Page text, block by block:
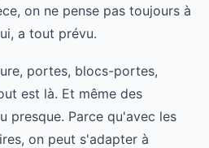
on ne pense pas toujours à
a tout prévu.
portes, blocs-portes,
est là. Et même des
presque. Parce qu'avec les
on peut s'adapter à